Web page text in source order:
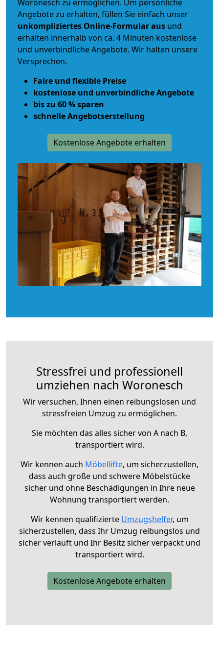
Woronesch zu ermöglichen. Um persönliche
Angebote zu erhalten, füllen Sie einfach unser
unkompliziertes Online-Formular aus und
erhalten innerhalb von ca. 4 Minuten kostenlose
und unverbindliche Angebote. Wir halten unsere
Versprechen.
Faire und flexible Preise
kostenlose und unverbindliche Angebote
bis zu 60 % sparen
schnelle Angebotserstellung
Kostenlose Angebote erhalten
Stressfrei und professionell
umziehen nach Woronesch
Wir versuchen, Ihnen einen reibungslosen und
stressfreien Umzug zu ermöglichen.
Sie möchten das alles sicher von A nach B,
transportiert wird.
Wir kennen auch Möbellifte, um sicherzustellen,
dass auch große und schwere Möbelstücke
sicher und ohne Beschädigungen in Ihre neue
Wohnung transportiert werden.
Wir kennen qualifizierte Umzugshelfer, um
sicherzustellen, dass Ihr Umzug reibungslos und
sicher verläuft und Ihr Besitz sicher verpackt und
transportiert wird.
Kostenlose Angebote erhalten